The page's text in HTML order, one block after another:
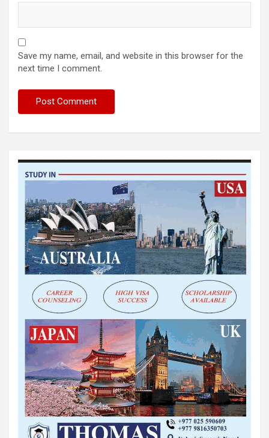
Save my name, email, and website in this browser for the
next time I comment.